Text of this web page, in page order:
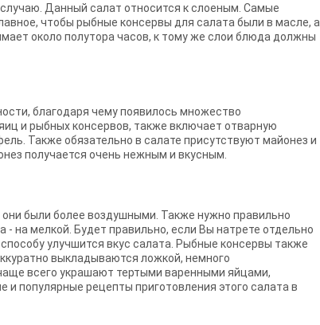
Данный салат относится к слоеным. Самые
чтобы рыбные консервы для салата были в масле, а
около полутора часов, к тому же слои блюда должны
благодаря чему появилось множество
и рыбных консервов, также включает отварную
Также обязательно в салате присутствуют майонез и
получается очень нежным и вкусным.
они были более воздушными. Также нужно правильно
- на мелкой. Будет правильно, если Вы натрете отдельно
улучшится вкус салата. Рыбные консервы также
выкладываются ложкой, немного
всего украшают тертыми варенными яйцами,
и популярные рецепты приготовления этого салата в